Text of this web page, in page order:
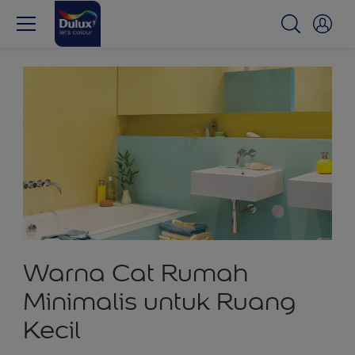
Warna Cat Rumah
Minimalis untuk Ruang
Kecil